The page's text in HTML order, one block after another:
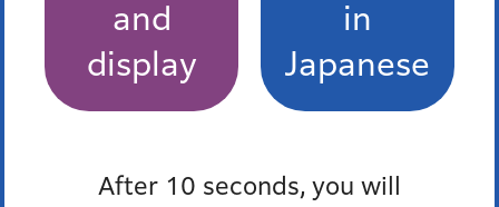
and
display
in
Japanese
After 10 seconds, you will
しんばし 初藤
有限会社 浜松屋
ムサシヤ